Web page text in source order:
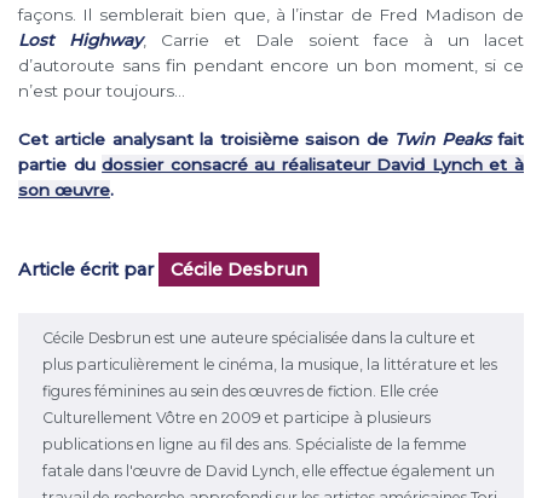
façons. Il semblerait bien que, à l’instar de Fred Madison de
Lost Highway, Carrie et Dale soient face à un lacet
d’autoroute sans fin pendant encore un bon moment, si ce
n’est pour toujours…
Cet article analysant la troisième saison de Twin Peaksfait
partie dudossier consacré au réalisateur David Lynch et à
son œuvre.
Article écrit par Cécile Desbrun
Cécile Desbrun est une auteure spécialisée dans la culture et
plus particulièrement le cinéma, la musique, la littérature et les
figures féminines au sein des œuvres de fiction. Elle crée
Culturellement Vôtre en 2009 et participe à plusieurs
publications en ligne au fil des ans. Spécialiste de la femme
fatale dans l'œuvre de David Lynch, elle effectue également un